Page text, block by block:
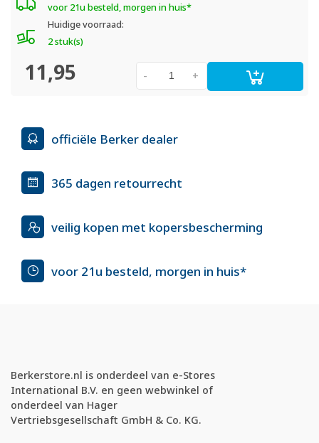
voor 21u besteld, morgen in huis*
Huidige voorraad:
2 stuk(s)
11,95 +
-
officiële Berker dealer
365 dagen retourrecht
veilig kopen met kopersbescherming
voor 21u besteld, morgen in huis*
Berkerstore.nl is onderdeel van e-Stores
International B.V. en geen webwinkel of
onderdeel van Hager
Vertriebsgesellschaft GmbH & Co. KG.